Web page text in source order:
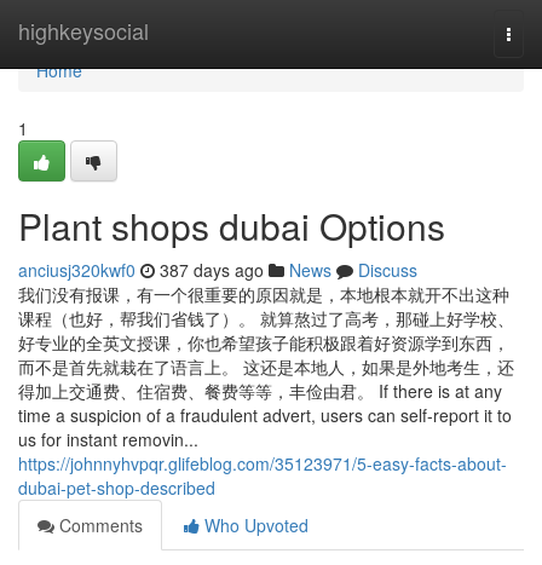
highkeysocial
Home
Home
1
Plant shops dubai Options
anciusj320kwf0 387 days ago News
Discuss
我们没有报课，有一个很重要的原因就是，本地根本就开不出这种
课程（也好，帮我们省钱了）。 就算熬过了高考，那碰上好学校、
好专业的全英文授课，你也希望孩子能积极跟着好资源学到东西，
而不是首先就栽在了语言上。 这还是本地人，如果是外地考生，还
得加上交通费、住宿费、餐费等等，丰俭由君。 If there is at any
time a suspicion of a fraudulent advert, users can self-report it to
us for instant removin...
https://johnnyhvpqr.glifeblog.com/35123971/5-easy-facts-about-
dubai-pet-shop-described
Comments
Who Upvoted